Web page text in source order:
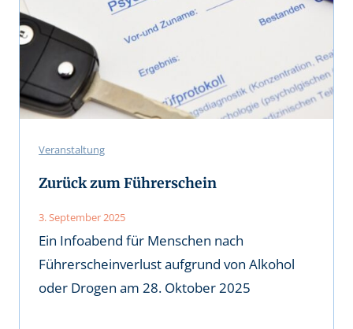
Veranstaltung
Zurück zum Führerschein
3. September 2025
Ein Infoabend für Menschen nach
Führerscheinverlust aufgrund von Alkohol
oder Drogen am 28. Oktober 2025